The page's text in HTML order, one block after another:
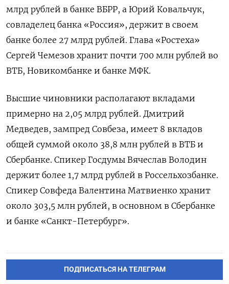
млрд рублей в банке ВБРР, а Юрий Ковальчук,
совладелец банка «Россия», держит в своем
банке более 27 млрд рублей. Глава «Ростеха»
Сергей Чемезов хранит почти 700 млн рублей во
ВТБ, Новикомбанке и банке МФК.
Высшие чиновники располагают вкладами
примерно на 2,05 млрд рублей. Дмитрий
Медведев, зампред Совбеза, имеет 8 вкладов
общей суммой около 38,8 млн рублей в ВТБ и
Сбербанке. Спикер Госдумы Вячеслав Володин
держит более 1,7 млрд рублей в Россельхозбанке.
Спикер Совфеда Валентина Матвиенко хранит
около 303,5 млн рублей, в основном в Сбербанке
и банке «Санкт-Петербург».
ПОДПИСАТЬСЯ НА ТЕЛЕГРАМ